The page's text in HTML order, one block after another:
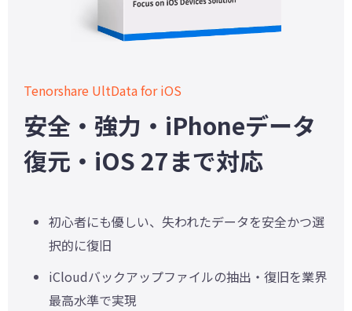
Tenorshare UltData for iOS
安全・強力・iPhoneデータ
復元・iOS 27まで対応
初心者にも優しい、失われたデータを安全かつ選
択的に復旧
iCloudバックアップファイルの抽出・復旧を業界
最高水準で実現